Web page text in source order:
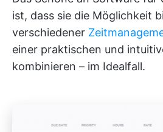
ist, dass sie die Möglichkeit
verschiedener
einer praktischen und
kombinieren – im Idealfall.